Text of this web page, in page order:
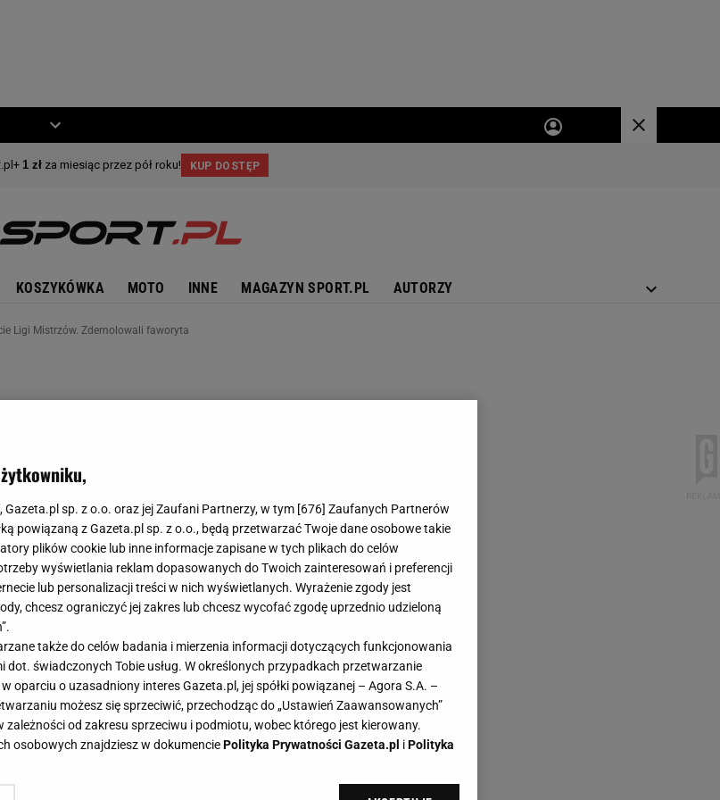
KOSZYKÓWKA MOTO INNE MAGAZYN SPORT.PL AUTORZY
Ligi Mistrzów. Zdemolowali faworyta
Gazeta.pl sp. z o.o. oraz jej Zaufani Partnerzy, w tym [676] Zaufanych Partnerów
powiązaną z Gazeta.pl sp. z o.o., będą przetwarzać Twoje dane osobowe takie
plików cookie lub inne informacje zapisane w tych plikach do celów
wyświetlania reklam dopasowanych do Twoich zainteresowań i preferencji
lub personalizacji treści w nich wyświetlanych. Wyrażenie zgody jest
chcesz ograniczyć jej zakres lub chcesz wycofać zgodę uprzednio udzieloną
także do celów badania i mierzenia informacji dotyczących funkcjonowania
dot. świadczonych Tobie usług. W określonych przypadkach przetwarzanie
oparciu o uzasadniony interes Gazeta.pl, jej spółki powiązanej – Agora S.A. –
możesz się sprzeciwić, przechodząc do „Ustawień Zaawansowanych”
od zakresu sprzeciwu i podmiotu, wobec którego jest kierowany.
osobowych znajdziesz w dokumenciePolityka Prywatności Gazeta.pl iPolityka